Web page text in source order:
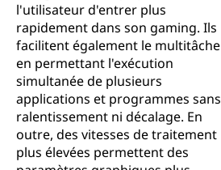
l'utilisateur d'entrer plus
rapidement dans son gaming. Ils
facilitent également le multitâche
en permettant l'exécution
simultanée de plusieurs
applications et programmes sans
ralentissement ni décalage. En
outre, des vitesses de traitement
plus élevées permettent des